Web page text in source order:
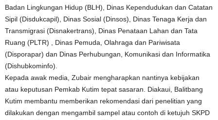
Badan Lingkungan Hidup (BLH), Dinas Kependudukan dan Catatan
Sipil (Disdukcapil), Dinas Sosial (Dinsos), Dinas Tenaga Kerja dan
Transmigrasi (Disnakertrans), Dinas Penataan Lahan dan Tata
Ruang (PLTR) , Dinas Pemuda, Olahraga dan Pariwisata
(Disporapar) dan Dinas Perhubungan, Komunikasi dan Informatika
(Dishubkominfo).
Kepada awak media, Zubair mengharapkan nantinya kebijakan
atau keputusan Pemkab Kutim tepat sasaran. Diakaui, Balitbang
Kutim membantu memberikan rekomendasi dari penelitian yang
dilakukan dengan mengambil sampel atau contoh di ketujuh SKPD